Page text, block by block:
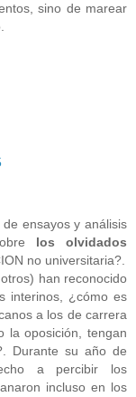
sino de marear
ensayos y análisis
los olvidados
no universitaria?.
han reconocido
interinos, ¿cómo es
a los de carrera
la oposición, tengan
Durante su año de
a percibir los
incluso en los